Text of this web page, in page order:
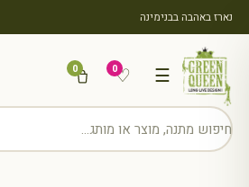
נארז באהבה בבנימינה
☰
♡
0
0